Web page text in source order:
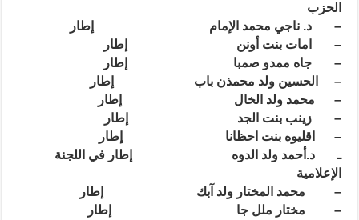
الحزب
– د. ناجي محمد الإمام إطار
– امات بنت أونن إطار
– جاه ممدو صمبا إطار
– الحسين ولد محمذن باب إطار
– محمد ولد الخال إطار
– زينب بنت الجد إطار
– اقليوه بنت احظانا إطار
ـ د.أحمد ولد الدوه إطار في اللجنة
الإعلامية
– محمد المختار ولد آبك إطار
– مختار ملل جا إطار